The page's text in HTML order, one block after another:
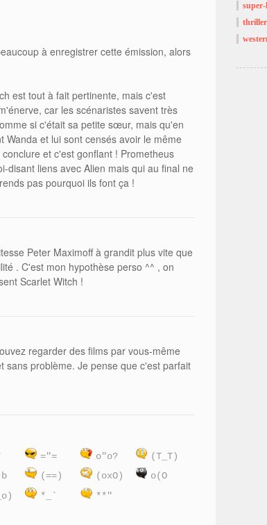
à enregistrer cette émission, alors
est tout à fait pertinente, mais c'est
car les scénaristes savent très
si c'était sa petite sœur, mais qu'en
Wanda et lui sont censés avoir le même
et c'est gonflant ! Prometheus
disant liens avec Alien mais qui au final ne
pas pourquoi ils font ça !
Peter Maximoff à grandit plus vite que
. C'est mon hypothèse perso ^^ , on
Scarlet Witch !
regarder des films par vous-même
sans problème. Je pense que c'est parfait
="= o"o?
(T_T)
(==) (oxO)
o(O
*_` **"
super-
thriller